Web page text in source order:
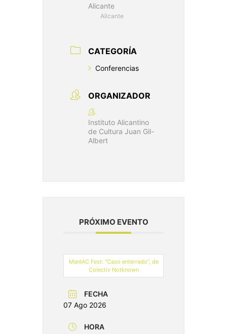
Alicante
Alicante
CATEGORÍA
Conferencias
ORGANIZADOR
Instituto Alicantino
de Cultura Juan Gil-
Albert
PRÓXIMO EVENTO
ManIAC Fest: “Caso enterrado”, de
Colectiv Notknown
FECHA
07 Ago 2026
HORA